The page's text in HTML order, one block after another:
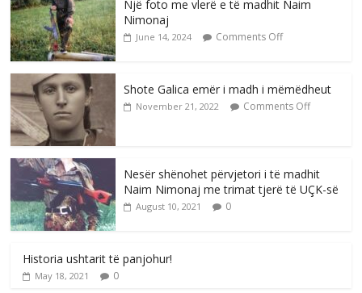
Një foto me vlerë e të madhit Naim
Nimonaj
June 14, 2024 Comments Off
Shote Galica emër i madh i mëmëdheut
November 21, 2022 Comments Off
Nesër shënohet përvjetori i të madhit
Naim Nimonaj me trimat tjerë të UÇK-së
August 10, 2021 0
Historia ushtarit të panjohur!
May 18, 2021 0